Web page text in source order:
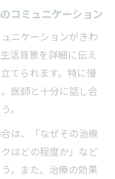
コミュニケーション
ニケーションがきわ
活背景を詳細に伝え
てられます。特に慢
医師と十分に話し合
。
は、「なぜその治療
はどの程度か」など
。また、治療の効果